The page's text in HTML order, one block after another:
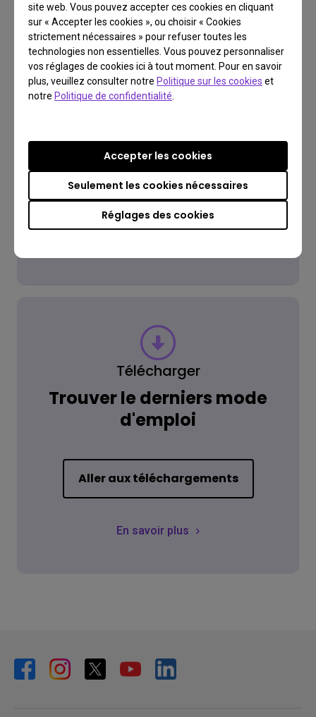
site web. Vous pouvez accepter ces cookies en cliquant
sur « Accepter les cookies », ou choisir « Cookies
strictement nécessaires » pour refuser toutes les
technologies non essentielles. Vous pouvez personnaliser
vos réglages de cookies ici à tout moment. Pour en savoir
plus, veuillez consulter notre Politique sur les cookies et
notre Politique de confidentialité
Réglages des cookies
Seulement les cookies nécessaires
Accepter les cookies
FAQ
Lire la réponse
Télécharger
Trouver le derniers mode
d'emploi
Aller aux téléchargements
En savoir plus